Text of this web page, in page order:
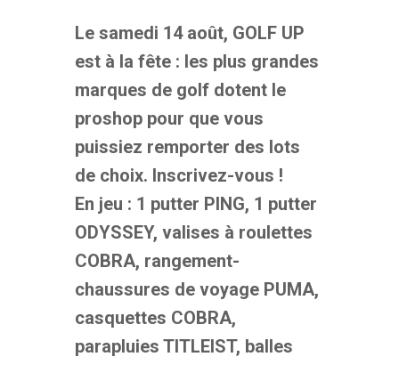
Le samedi 14 août, GOLF UP
est à la fête : les plus grandes
marques de golf dotent le
proshop pour que vous
puissiez remporter des lots
de choix. Inscrivez-vous !
En jeu : 1 putter PING, 1 putter
ODYSSEY, valises à roulettes
COBRA, rangement-
chaussures de voyage PUMA,
casquettes COBRA,
parapluies TITLEIST, balles